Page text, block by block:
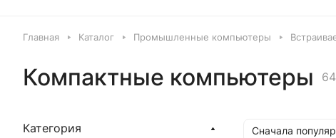
Главная Каталог Промышленные компьютеры
Компактные компьютеры
Сначала
Категория